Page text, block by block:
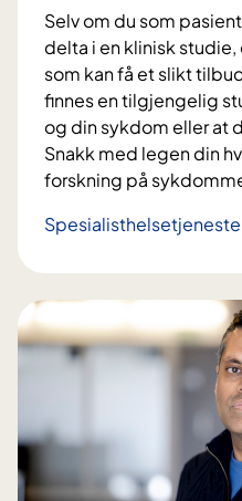
Selv om du som
delta i en klinisk
som kan få et slikt
finnes en tilgjengelig
og din sykdom eller at
Snakk med legen din
forskning på